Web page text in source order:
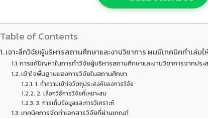
Table of Contents
เจาะลึกวิจัยผู้บริหารสถานศึกษาและงานวิชาการ ผมมีเทคนิคทำเล่
การแก้ปัญหาในการทำวิจัยผู้บริหารสถานศึกษาและงานวิชาการจากปร
เข้าใจพื้นฐานของการวิจัยในสถานศึกษา
1. ทำความเข้าใจวัตถุประสงค์ของการวิจัย
2. เลือกวิธีการวิจัยที่เหมาะสม
3. การเก็บข้อมูลและการวิเคราะห์
เทคนิคการจัดทำเอกสารวิจัยที่ผ่านเกณฑ์